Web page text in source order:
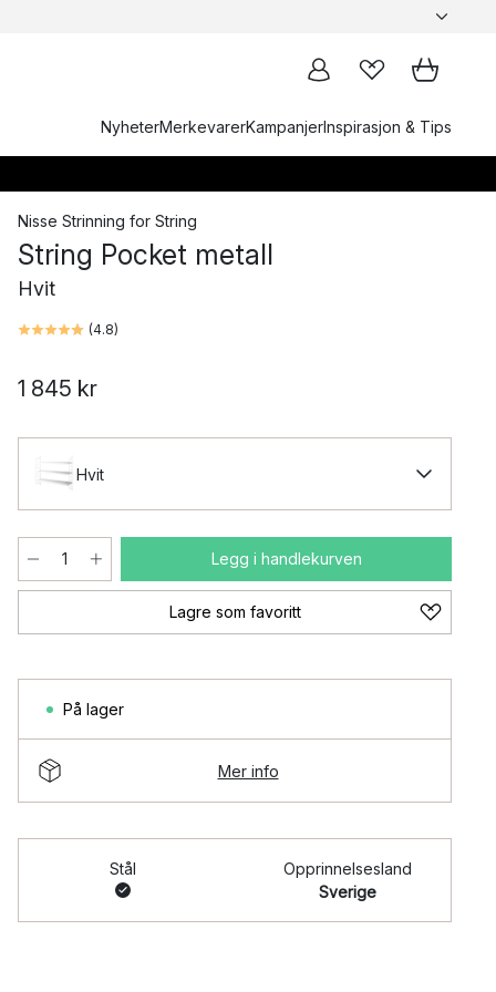
NyheterMerkevarerKampanjerInspirasjon & Tips
Nisse Strinning for String
String Pocket metall
Hvit
(4.8)
1 845 kr
Hvit
Legg i handlekurven
Lagre som favoritt
På lager
Mer info
Stål
Opprinnelsesland
Sverige